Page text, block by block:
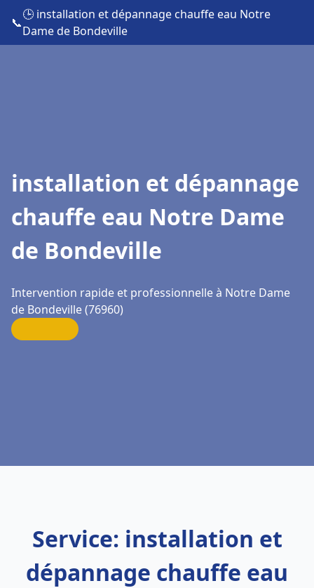
📞
🕒 installation et dépannage chauffe eau Notre
Dame de Bondeville
installation et dépannage
chauffe eau Notre Dame
de Bondeville
Intervention rapide et professionnelle à Notre Dame
de Bondeville (76960)
Service: installation et
dépannage chauffe eau